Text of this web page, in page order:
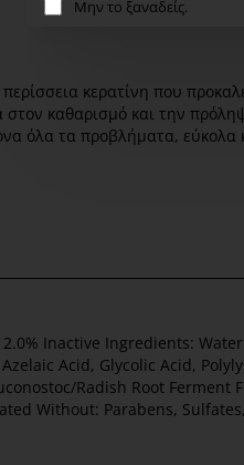
Μην το ξαναδείς.
κερατίνη που
στον καθαρισμό και την
όλα τα προβλήματα,
Inactive Ingredients:
Acid, Glycolic Acid,
Radish Root
Without: Parabens,